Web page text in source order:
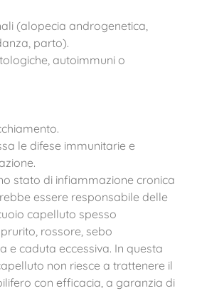
(alopecia androgenetica,
parto).
autoimmuni o
le difese immunitarie e
stato di infiammazione cronica
essere responsabile delle
capelluto spesso
rossore, sebo
e caduta eccessiva. In questa
non riesce a trattenere il
con efficacia, a garanzia di